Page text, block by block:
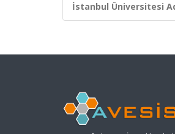
İstanbul Üniversitesi